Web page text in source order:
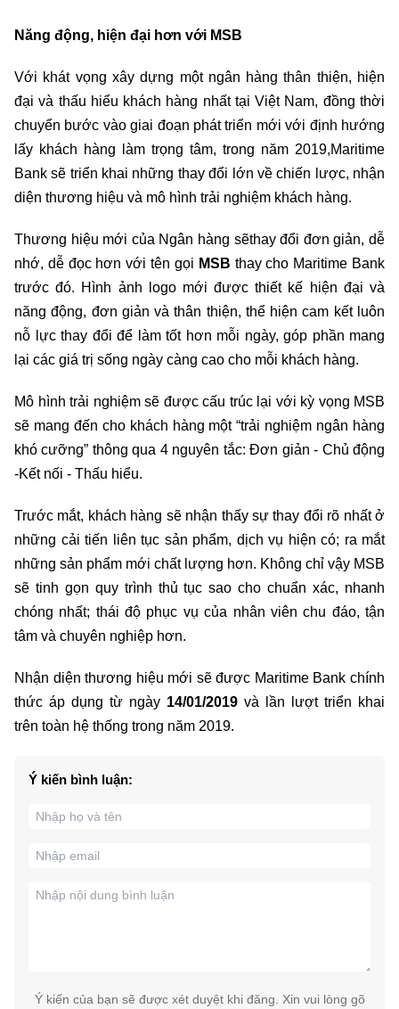
Năng động, hiện đại hơn với MSB
Với khát vọng xây dựng một ngân hàng thân thiện, hiện
đại và thấu hiểu khách hàng nhất tại Việt Nam, đồng thời
chuyển bước vào giai đoạn phát triển mới với định hướng
lấy khách hàng làm trọng tâm, trong năm 2019,Maritime
Bank sẽ triển khai những thay đổi lớn về chiến lược, nhận
diện thương hiệu và mô hình trải nghiệm khách hàng.
Thương hiệu mới của Ngân hàng sẽthay đổi đơn giản, dễ
nhớ, dễ đọc hơn với tên gọi MSB thay cho Maritime Bank
trước đó. Hình ảnh logo mới được thiết kế hiện đại và
năng động, đơn giản và thân thiện, thể hiện cam kết luôn
nỗ lực thay đổi để làm tốt hơn mỗi ngày, góp phần mang
lại các giá trị sống ngày càng cao cho mỗi khách hàng.
Mô hình trải nghiệm sẽ được cấu trúc lại với kỳ vọng MSB
sẽ mang đến cho khách hàng một “trải nghiệm ngân hàng
khó cưỡng” thông qua 4 nguyên tắc: Đơn giản - Chủ động
-Kết nối - Thấu hiểu.
Trước mắt, khách hàng sẽ nhận thấy sự thay đổi rõ nhất ở
những cải tiến liên tục sản phẩm, dịch vụ hiện có; ra mắt
những sản phẩm mới chất lượng hơn. Không chỉ vậy MSB
sẽ tinh gọn quy trình thủ tục sao cho chuẩn xác, nhanh
chóng nhất; thái độ phục vụ của nhân viên chu đáo, tận
tâm và chuyên nghiệp hơn.
Nhận diện thương hiệu mới sẽ được Maritime Bank chính
thức áp dụng từ ngày 14/01/2019 và lần lượt triển khai
trên toàn hệ thống trong năm 2019.
Ý kiến bình luận:
Ý kiến của bạn sẽ được xét duyệt khi đăng. Xin vui lòng gõ